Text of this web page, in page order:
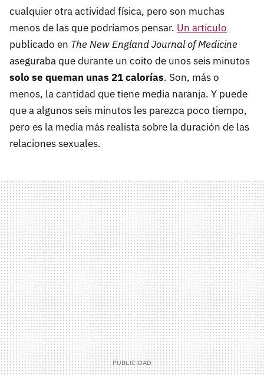
cualquier otra actividad física, pero son muchas
menos de las que podríamos pensar. Un artículo
publicado en The New England Journal of Medicine
aseguraba que durante un coito de unos seis minutos
solo se queman unas 21 calorías. Son, más o
menos, la cantidad que tiene media naranja. Y puede
que a algunos seis minutos les parezca poco tiempo,
pero es la media más realista sobre la duración de las
relaciones sexuales.